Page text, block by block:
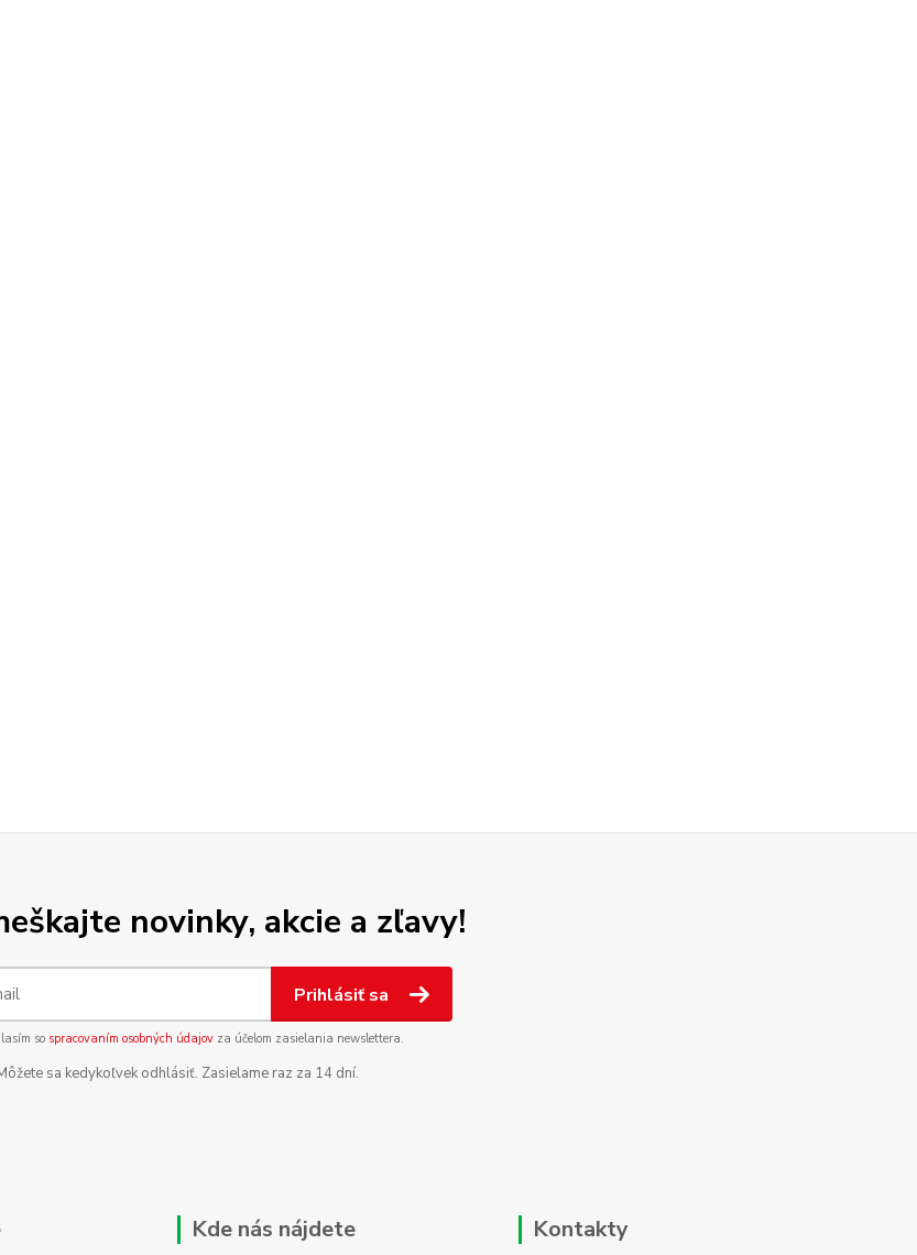
novinky, akcie a zľavy!
Prihlásiť sa
so spracovaním osobných údajovza účelom zasielania newslettera.
sa kedykoľvek odhlásiť. Zasielame raz za 14 dní.
Kde nás nájdete Kontakty